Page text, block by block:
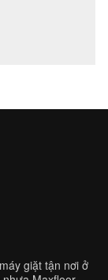
giặt tận nơi ở